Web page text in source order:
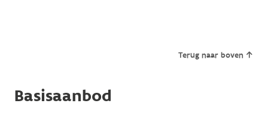
Terug naar boven
Basisaanbod